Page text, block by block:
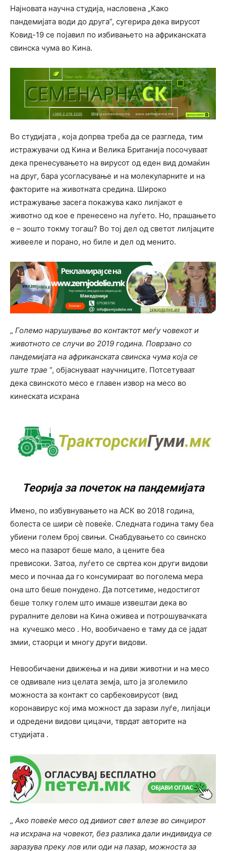
Најновата научна студија, насловена „Како
пандемијата води до друга”, сугерира дека вирусот
Ковид-19 се појавил по избивањето на африканската
свинска чума во Кина.
Во студијата , која допрва треба да се разгледа, тим
истражувачи од Кина и Велика Британија посочуваат
дека пренесувањето на вирусот од еден вид домаќин
на друг, бара усогласување и на молекуларните и на
факторите на животната средина. Широко
истражување засега покажува како лилјакот е
животно од кое е пренесено на луѓето. Но, прашањето
е – зошто токму тогаш? Во тој дел од светот лилјаците
живееле и порано, но биле и дел од менито.
„ Големо нарушување во контактот меѓу човекот и
животното се случи во 2019 година. Поврзано со
пандемијата на африканската свинска чума која се
уште трае “, објаснуваат научниците. Потсетуваат
дека свинското месо е главен извор на месо во
кинеската исхрана
Теорија за почеток на пандемијата
Имено, по избувнувањето на АСК во 2018 година,
болеста се шири сè повеќе. Следната година таму беа
убиени голем број свињи. Снабдувањето со свинско
месо на пазарот беше мало, а цените беа
превисоки. Затоа, луѓето се свртеа кон други видови
месо и почнаа да го консумираат во поголема мера
она што беше понудено. Да потсетиме, недостигот
беше толку голем што имаше извештаи дека во
руралните делови на Кина оживеа и потрошувачката
на кучешко месо . Но, вообичаено е таму да се јадат
змии, стаорци и многу други видови.
Невообичаени движења и на диви животни и на месо
се одвивале низ целата земја, што ја зголемило
можноста за контакт со сарбековирусот (вид
коронавирус кој има можност да зарази луѓе, лилјаци
и одредени видови цицачи, тврдат авторите на
студијата .
„ Ако повеќе месо од дивиот свет влезе во синџирот
на исхрана на човекот, без разлика дали индивидуа се
заразува преку лов или оди на пазар, можноста за